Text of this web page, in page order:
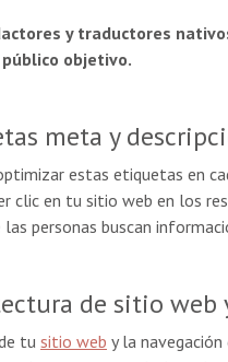
y traductores
objetivo.
meta y
estas etiquetas en
clic en tu sitio web en los
las personas buscan
de sitio web
tu sitio web y la